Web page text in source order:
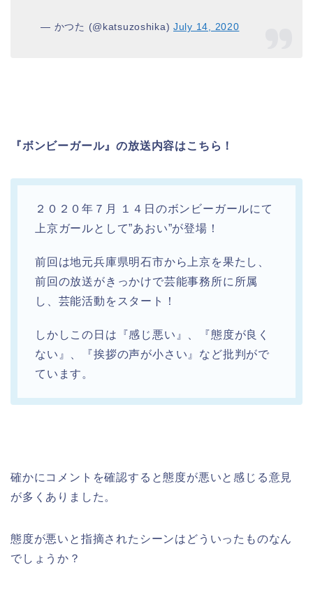
— かつた (@katsuzoshika)July 14, 2020
『ボンビーガール』の放送内容はこちら！
２０２０年７月 １４日のボンビーガールにて
上京ガールとして”あおい”が登場！
前回は地元兵庫県明石市から上京を果たし、
前回の放送がきっかけで芸能事務所に所属
し、芸能活動をスタート！
しかしこの日は『感じ悪い』、『態度が良く
ない』、『挨拶の声が小さい』など批判がで
ています。
確かにコメントを確認すると態度が悪いと感じる意見
が多くありました。
態度が悪いと指摘されたシーンはどういったものなん
でしょうか？